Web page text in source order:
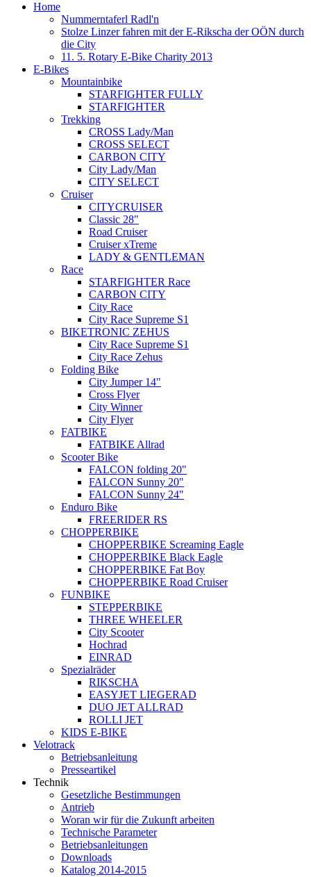
Home
Nummerntaferl Radl'n
Stolze Linzer fahren mit der E-Rikscha der OÖN durch
die City
11. 5. Rotary E-Bike Charity 2013
E-Bikes
Mountainbike
STARFIGHTER FULLY
STARFIGHTER
Trekking
CROSS Lady/Man
CROSS SELECT
CARBON CITY
City Lady/Man
CITY SELECT
Cruiser
CITYCRUISER
Classic 28"
Road Cruiser
Cruiser xTreme
LADY & GENTLEMAN
Race
STARFIGHTER Race
CARBON CITY
City Race
City Race Supreme S1
BIKETRONIC ZEHUS
City Race Supreme S1
City Race Zehus
Folding Bike
City Jumper 14"
Cross Flyer
City Winner
City Flyer
FATBIKE
FATBIKE Allrad
Scooter Bike
FALCON folding 20"
FALCON Sunny 20"
FALCON Sunny 24"
Enduro Bike
FREERIDER RS
CHOPPERBIKE
CHOPPERBIKE Screaming Eagle
CHOPPERBIKE Black Eagle
CHOPPERBIKE Fat Boy
CHOPPERBIKE Road Cruiser
FUNBIKE
STEPPERBIKE
THREE WHEELER
City Scooter
Hochrad
EINRAD
Spezialräder
RIKSCHA
EASYJET LIEGERAD
DUO JET ALLRAD
ROLLI JET
KIDS E-BIKE
Velotrack
Betriebsanleitung
Presseartikel
Technik
Gesetzliche Bestimmungen
Antrieb
Woran wir für die Zukunft arbeiten
Technische Parameter
Betriebsanleitungen
Downloads
Katalog 2014-2015